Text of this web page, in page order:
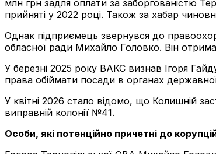
млн грн задля оплати за заборгованістю
прийняті у 2022 році. Також за хабар
Однак підприємець звернувся до
обласної ради Михайло Головко. Він
У березні 2025 року ВАКС визнав Ігоря
права обіймати посади в органах
У квітні 2026 стало відомо, що Колишній
виправній колонії №41.
Особи, які потенційно причетні до